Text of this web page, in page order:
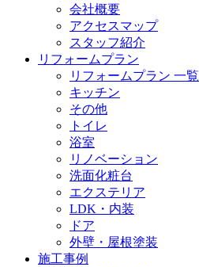
会社概要
アクセスマップ
スタッフ紹介
リフォームプラン
リフォームプラン 一覧
キッチン
その他
トイレ
浴室
リノベーション
洗面化粧台
エクステリア
LDK・内装
ドア
外壁・屋根塗装
施工事例